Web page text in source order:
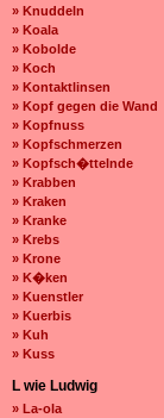
» Knuddeln
» Koala
» Kobolde
» Koch
» Kontaktlinsen
» Kopf gegen die Wand
» Kopfnuss
» Kopfschmerzen
» Kopfsch�ttelnde
» Krabben
» Kraken
» Kranke
» Krebs
» Krone
» K�ken
» Kuenstler
» Kuerbis
» Kuh
» Kuss
L wie Ludwig
» La-ola